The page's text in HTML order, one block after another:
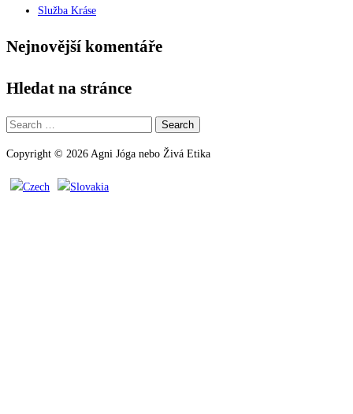
Služba Kráse
Nejnovější komentáře
Hledat na stránce
Search
Copyright © 2026 Agni Jóga nebo Živá Etika